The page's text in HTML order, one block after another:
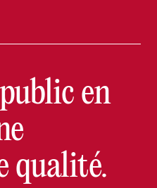
en
qualité.